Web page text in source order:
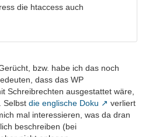
die htaccess auch
bzw. habe ich das noch
dass das WP
Schreibrechten ausgestattet wäre,
Selbst die englische Doku
verliert
mal interessieren, was da dran
beschreiben (bei